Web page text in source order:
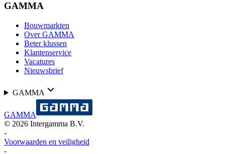
GAMMA
Bouwmarkten
Over GAMMA
Beter klussen
Klantenservice
Vacatures
Nieuwsbrief
GAMMA
GAMMA
© 2026 Intergamma B.V.
-
Voorwaarden en veiligheid
-